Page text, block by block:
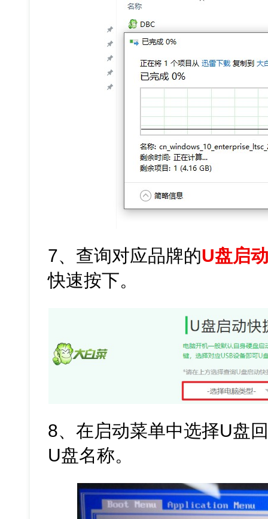
7、查询对应品牌的U盘启
快速按下。
8、在启动菜单中选择U盘
U盘名称。